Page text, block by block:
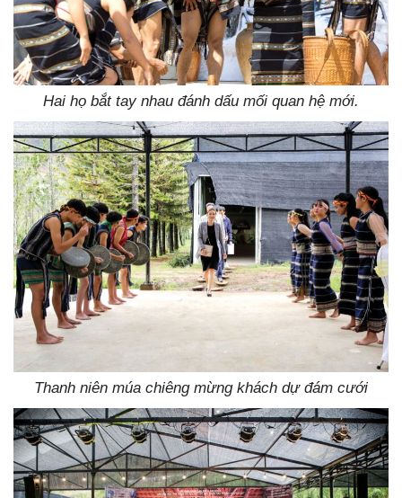
Hai họ bắt tay nhau đánh dấu mối quan hệ mới.
Thanh niên múa chiêng mừng khách dự đám cưới